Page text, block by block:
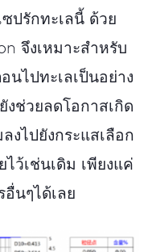
ปรักทะเลนี้ ด้วย
จึงเหมาะสำหรับ
ไปทะเลเป็นอย่าง
งช่วยลดโอกาสเกิด
งไปยังกระแสเลือก
ว้เช่นเดิม เพียงแค่
นๆได้เลย